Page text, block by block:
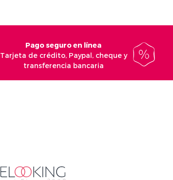
Pago seguro en línea
Tarjeta de crédito, Paypal, cheque y
transferencia bancaria